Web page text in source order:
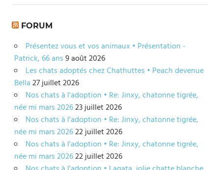
de
l’article
FORUM
Présentez vous et vos animaux • Présentation -
Patrick, 66 ans9 août 2026
Les chats adoptés chez Chathuttes • Peach devenue
Bella27 juillet 2026
Nos chats à l'adoption • Re: Jinxy, chatonne tigrée,
née mi mars 202623 juillet 2026
Nos chats à l'adoption • Re: Jinxy, chatonne tigrée,
née mi mars 202622 juillet 2026
Nos chats à l'adoption • Re: Jinxy, chatonne tigrée,
née mi mars 202622 juillet 2026